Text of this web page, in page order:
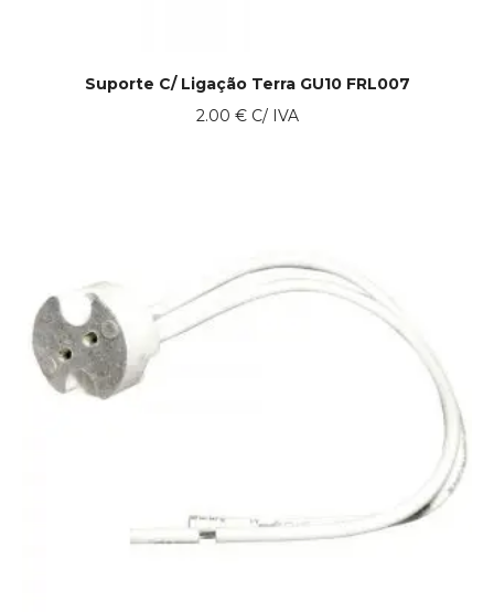
Suporte C/ Ligação Terra GU10 FRL007
2.00 €C/ IVA